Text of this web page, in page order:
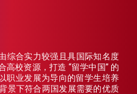
综合实力较强且具国际知名度
高校资源，打造 “留学中国” 的
职业发展为导向的留学生培养
景下符合两国发展需要的优质